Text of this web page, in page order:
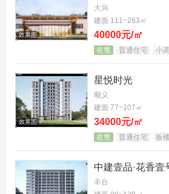
效果图
大兴
建面 111~283㎡
40000元/㎡
在售 普通住宅 小
效果图
星悦时光
顺义
建面 77~107㎡
34000元/㎡
在售 普通住宅 板楼
中建壹品·花香壹
丰台